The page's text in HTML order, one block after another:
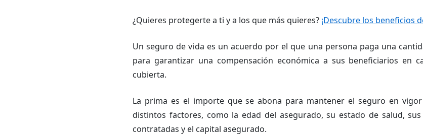
¿Quieres protegerte a ti y a los que más quieres? ¡Descubre los beneficios
Un seguro de vida es un acuerdo por el que una persona paga una
para garantizar una compensación económica a sus beneficiarios en
cubierta.
La prima es el importe que se abona para mantener el seguro en
distintos factores, como la edad del asegurado, su estado de salud,
contratadas y el capital asegurado.